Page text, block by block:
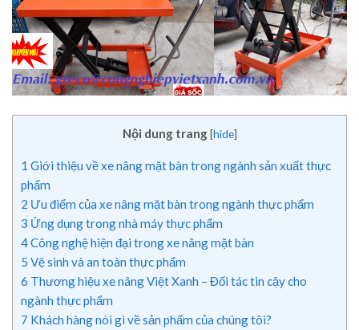
Nội dung trang [hide]
1 Giới thiệu về xe nâng mặt bàn trong ngành sản xuất thực
phẩm
2 Ưu điểm của xe nâng mặt bàn trong ngành thực phẩm
3 Ứng dụng trong nhà máy thực phẩm
4Công nghệ hiện đại trong xe nâng mặt bàn
5 Vệ sinh và an toàn thực phẩm
6 Thương hiệu xe nâng Việt Xanh – Đối tác tin cậy cho
ngành thực phẩm
7 Khách hàng nói gì về sản phẩm của chúng tôi?